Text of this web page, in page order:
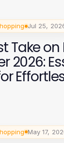
Jul 25,
Take on
2026:
May 17,